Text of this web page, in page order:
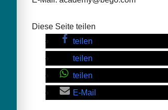
Diese Seite teilen
teilen
teilen
teilen
E-Mail